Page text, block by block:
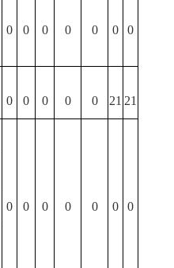
0 0 0 0 0 0 0
0 0 0 0 0 21 21
0 0 0 0 0 0 0